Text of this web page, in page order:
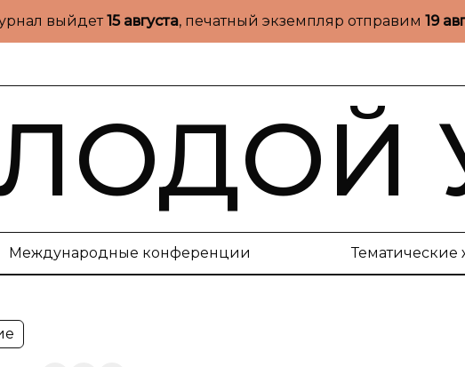
выйдет15 августа, печатный экземпляр отправим 19
Международные конференции Тематические